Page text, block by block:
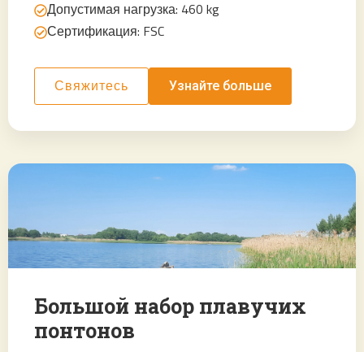
Допустимая нагрузка: 460 kg
Сертификация: FSC
Свяжитесь Узнайте больше
Большой набор плавучих
понтонов